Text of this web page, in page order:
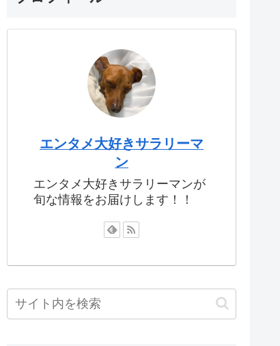
エンタメ大好きサラリーマ
ン
エンタメ大好きサラリーマンが
旬な情報をお届けします！！